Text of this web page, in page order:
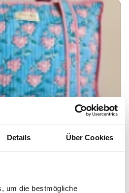
Details Über Cookies
um die bestmögliche
POSHKI!
Heimtextilien und Accessoires, die